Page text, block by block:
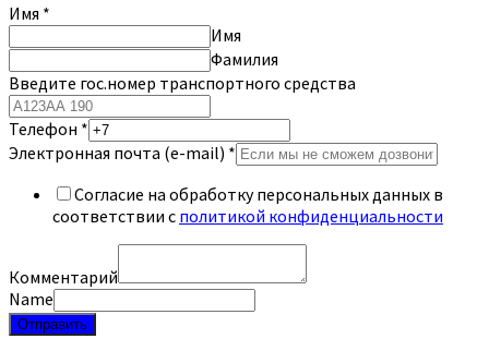
Имя *
Имя
Фамилия
Введите гос.номер транспортного средства
Телефон *
Электронная почта (e-mail) *
Согласие на обработку персональных данных в
соответствии с политикой конфиденциальности
Комментарий
Name
Отправить